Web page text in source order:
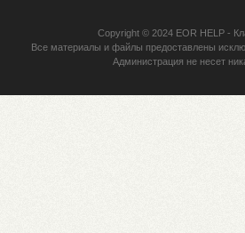
Copyright © 2024 EOR HELP-
Все материалы и файлы предоставлены
Администрация не несет